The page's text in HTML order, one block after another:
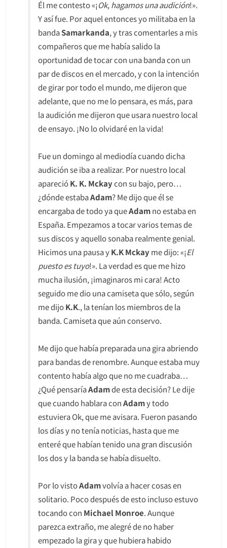
Él me contesto «¡Ok, hagamos una audición!».
Y así fue. Por aquel entonces yo militaba en la
bandaSamarkanda, y tras comentarles a mis
compañeros que me había salido la
oportunidad de tocar con una banda con un
par de discos en el mercado, y con la intención
de girar por todo el mundo, me dijeron que
adelante, que no me lo pensara, es más, para
la audición me dijeron que usara nuestro local
de ensayo. ¡No lo olvidaré en la vida!
Fue un domingo al mediodía cuando dicha
audición se iba a realizar. Por nuestro local
aparecióK. K. Mckaycon su bajo, pero…
¿dónde estabaAdam? Me dijo que él se
encargaba de todo ya queAdamno estaba en
España. Empezamos a tocar varios temas de
sus discos y aquello sonaba realmente genial.
Hicimos una pausa yK.K Mckayme dijo: «¡El
puesto es tuyo!». La verdad es que me hizo
mucha ilusión, ¡imaginaros mi cara! Acto
seguido me dio una camiseta que sólo, según
me dijoK.K., la tenían los miembros de la
banda. Camiseta que aún conservo.
Me dijo que había preparada una gira abriendo
para bandas de renombre. Aunque estaba muy
contento había algo que no me cuadraba…
¿Qué pensaríaAdamde esta decisión? Le dije
que cuando hablara conAdamy todo
estuviera Ok, que me avisara. Fueron pasando
los días y no tenía noticias, hasta que me
enteré que habían tenido una gran discusión
los dos y la banda se había disuelto.
Por lo vistoAdamvolvía a hacer cosas en
solitario. Poco después de esto incluso estuvo
tocando con Michael Monroe. Aunque
parezca extraño, me alegré de no haber
empezado la gira y que hubiera habido